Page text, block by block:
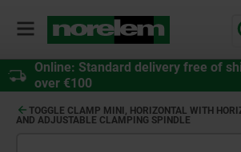
Online: Standard delivery free of
over €100
TOGGLE CLAMP MINI, HORIZONTAL WITH
AND ADJUSTABLE CLAMPING SPINDLE